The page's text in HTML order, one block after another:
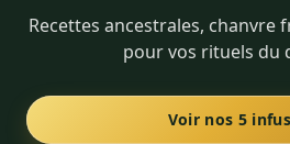
Recettes ancestrales, chanvre
pour vos rituels du
Voir nos 5